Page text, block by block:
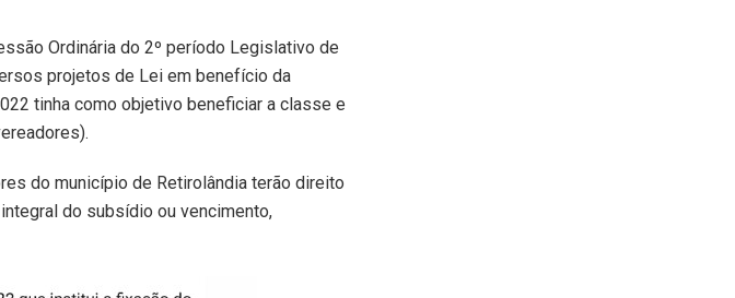
Ordinária do 2º período Legislativo de
projetos de Lei em benefício da
tinha como objetivo beneficiar a classe e
do município de Retirolândia terão direito
do subsídio ou vencimento,